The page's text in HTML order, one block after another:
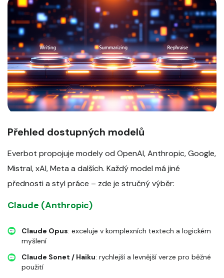
Přehled dostupných modelů
Everbot propojuje modely od OpenAI, Anthropic, Google,
Mistral, xAI, Meta a dalších. Každý model má jiné
přednosti a styl práce – zde je stručný výběr:
Claude (Anthropic)
Claude Opus: exceluje v komplexních textech a logickém
myšlení
Claude Sonet / Haiku: rychlejší a levnější verze pro běžné
použití